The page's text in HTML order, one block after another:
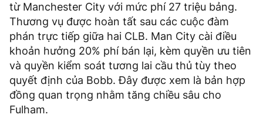
từ Manchester City với mức phí 27 triệu bảng.
Thương vụ được hoàn tất sau các cuộc đàm
phán trực tiếp giữa hai CLB. Man City cài điều
khoản hưởng 20% phí bán lại, kèm quyền ưu tiên
và quyền kiểm soát tương lai cầu thủ tùy theo
quyết định của Bobb. Đây được xem là bản hợp
đồng quan trọng nhằm tăng chiều sâu cho
Fulham.